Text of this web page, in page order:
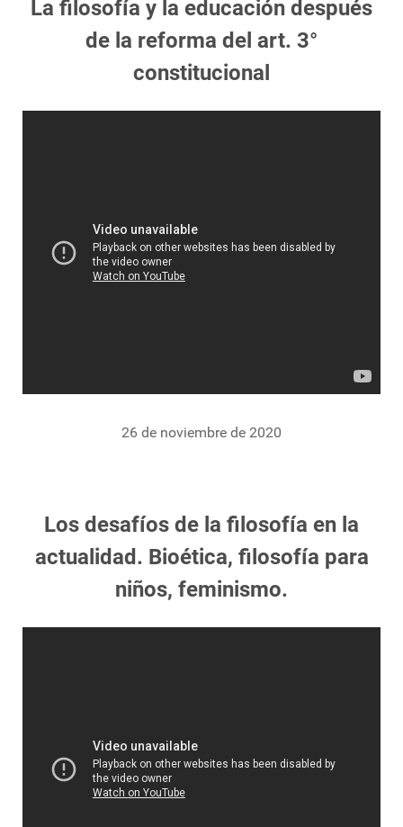
La filosofía y la educación después
de la reforma del art. 3°
constitucional
26 de noviembre de 2020
Los desafíos de la filosofía en la
actualidad. Bioética, filosofía para
niños, feminismo.